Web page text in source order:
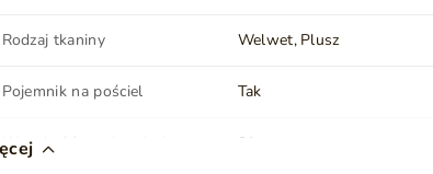
Rodzaj tkaniny Welwet Plusz
Pojemnik na pościel Tak
Wysokość powierzchni
spania (cm)
31